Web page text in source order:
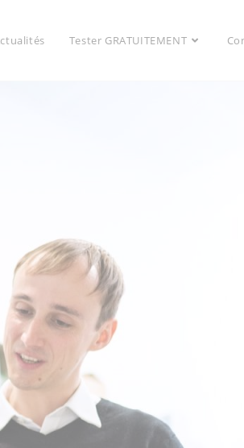
Tester GRATUITEMENT